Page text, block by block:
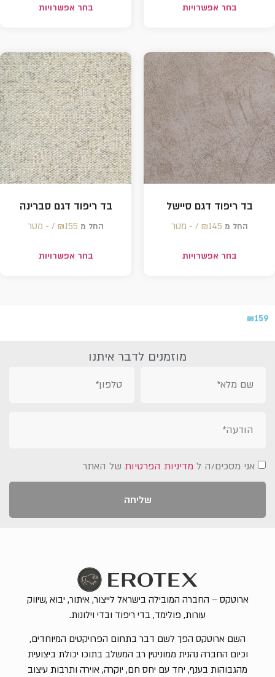
בחר אפשרויות בחר אפשרויות
בד ריפוד דגם סיישל
החל מ ₪145 /‏‏‎ ‎- מטר
בחר אפשרויות
בד ריפוד דגם סברינה
החל מ ₪155 /‏‏‎ ‎- מטר
בחר אפשרויות
₪159
מוזמנים לדבר איתנו
אני מסכים/ה ל מדיניות הפרטיות של האתר
שליחה
ארוטקס – החברה המובילה בישראל לייצור, איתור, יבוא ,שיווק
עורות, פולימד, בדי ריפוד ובדי וילונות.
השם ארוטקס הפך לשם דבר בתחום הפרויקטים המיוחדים,
וכיום החברה נהנית ממוניטין רב המשלב בתוכו יכולת ביצועית
מהגבוהות בענף, יחד עם יחס חם, יוקרה, אוירה ותרבות עיצוב